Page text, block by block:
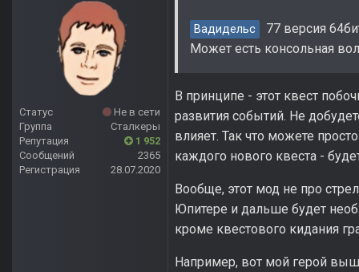
Статус
Не в сети
Группа
Сталкеры
Репутация
1 952
Сообщений
2365
Регистрация
28.07.2020
Вадидельс
77 версия
Может есть консольная
В принципе - этот квест
развития событий. Не
влияет. Так что можете
каждого нового квеста -
Вообще, этот мод не про
Юпитере и дальше будет
кроме квестового кидания
Например, вот мой герой